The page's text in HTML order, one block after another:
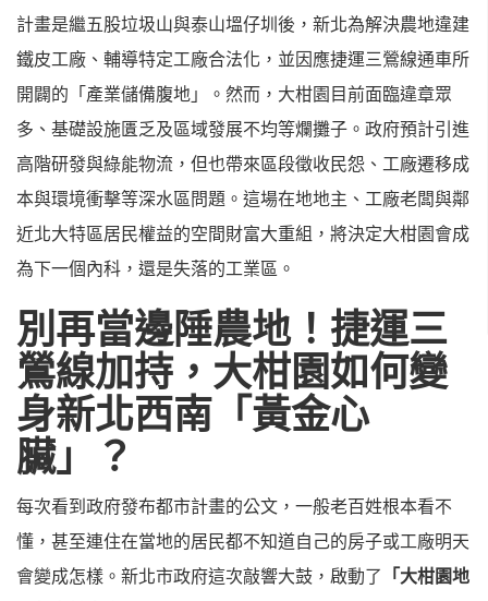
計畫是繼五股垃圾山與泰山塭仔圳後，新北為解決農地違建
鐵皮工廠、輔導特定工廠合法化，並因應捷運三鶯線通車所
開闢的「產業儲備腹地」。然而，大柑園目前面臨違章眾
多、基礎設施匱乏及區域發展不均等爛攤子。政府預計引進
高階研發與綠能物流，但也帶來區段徵收民怨、工廠遷移成
本與環境衝擊等深水區問題。這場在地地主、工廠老闆與鄰
近北大特區居民權益的空間財富大重組，將決定大柑園會成
為下一個內科，還是失落的工業區。
別再當邊陲農地！捷運三
鶯線加持，大柑園如何變
身新北西南「黃金心
臟」？
每次看到政府發布都市計畫的公文，一般老百姓根本看不
懂，甚至連住在當地的居民都不知道自己的房子或工廠明天
會變成怎樣。新北市政府這次敲響大鼓，啟動了
「大柑園地